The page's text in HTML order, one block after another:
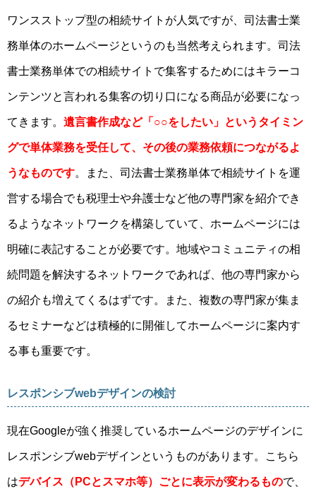
ワンスストップ型の相続サイトが人気ですが、司法書士業
務単体のホームページというのも当然考えられます。司法
書士業務単体での相続サイトで集客するためにはキラーコ
ンテンツと言われる集客の切り口になる商品が必要になっ
てきます。 遺言書作成など「○○をしたい」というタイミン
グで単体業務を受任して、その後の業務依頼につながるよ
うなものです。また、司法書士業務単体で相続サイトを運
営する場合でも税理士や弁護士など他の専門家を紹介でき
るようなネットワークを構築していて、ホームページには
明確に表記することが必要です。地域やコミュニティの相
続問題を解決するネットワークであれば、他の専門家から
の紹介も増えてくるはずです。また、複数の専門家が集ま
るセミナーなどは積極的に開催してホームページに案内す
る事も重要です。
レスポンシブwebデザインの検討
現在Googleが強く推奨しているホームページのデザインに
レスポンシブwebデザインというものがあります。こちら
はデバイス（PCとスマホ等）ごとに表示が変わるもので、